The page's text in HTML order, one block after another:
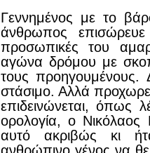
Γεννημένος με το
άνθρωπος
προσωπικές του
αγώνα δρόμου με
τους προηγουμένους.
στάσιμο. Αλλά
επιδεινώνεται, όπως
ορολογία, ο
αυτό ακριβώς κι